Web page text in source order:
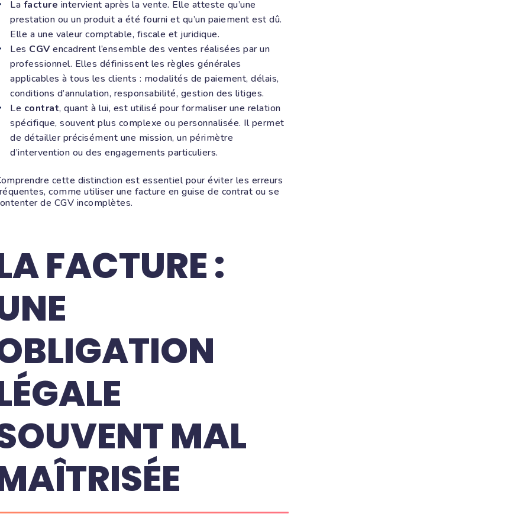
La facture intervient après la vente. Elle atteste qu’une
prestation ou un produit a été fourni et qu’un paiement est dû.
Elle a une valeur comptable, fiscale et juridique.
Les CGV encadrent l’ensemble des ventes réalisées par un
professionnel. Elles définissent les règles générales
applicables à tous les clients : modalités de paiement, délais,
conditions d’annulation, responsabilité, gestion des litiges.
Le contrat, quant à lui, est utilisé pour formaliser une relation
spécifique, souvent plus complexe ou personnalisée. Il permet
de détailler précisément une mission, un périmètre
d’intervention ou des engagements particuliers.
cette distinction est essentiel pour éviter les erreurs
comme utiliser une facture en guise de contrat ou se
de CGV incomplètes.
FACTURE :
MAL